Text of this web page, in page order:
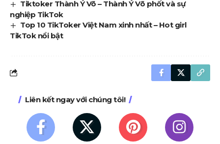
Tiktoker Thành Ý Võ – Thành Ý Võ phốt và sự
nghiệp TikTok
Top 10 TikToker Việt Nam xinh nhất – Hot girl
TikTok nổi bật
Liên kết ngay với chúng tôi!